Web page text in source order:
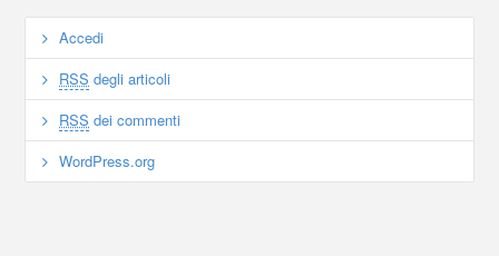
Accedi
RSS degli articoli
RSS dei commenti
WordPress.org